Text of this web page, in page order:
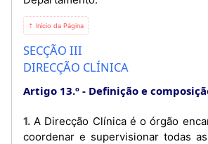
⇡ Início da Página
SECÇÃO III
DIRECÇÃO CLÍNICA
Artigo 13.º Definição e
1. A Direcção Clínica é o órgão encarregue de dirigir,
coordenar e supervisionar todas